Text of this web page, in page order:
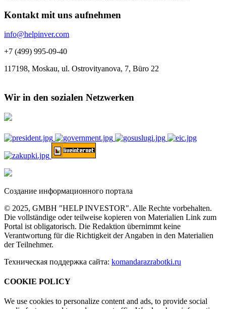
Kontakt mit uns aufnehmen
info@helpinver.com
+7 (499) 995-09-40
117198, Moskau, ul. Ostrovityanova, 7, Büro 22
Wir in den sozialen Netzwerken
Создание информационного портала
© 2025, GMBH "HELP INVESTOR". Alle Rechte vorbehalten.
Die vollständige oder teilweise kopieren von Materialien Link zum
Portal ist obligatorisch. Die Redaktion übernimmt keine
Verantwortung für die Richtigkeit der Angaben in den Materialien
der Teilnehmer.
Техническая поддержка сайта: komandarazrabotki.ru
COOKIE POLICY
We use cookies to personalize content and ads, to provide social